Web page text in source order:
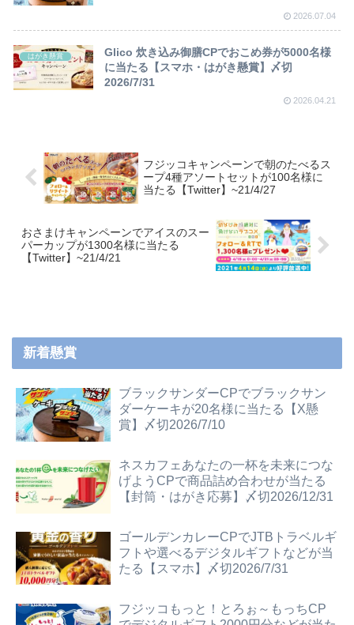
2026.07.04
はがき懸賞
Glico 炊き込み御膳CPでおこめ券が5000名様
に当たる【スマホ・はがき懸賞】〆切
2026/7/31
2026.04.21
フジッコキャンペーンで朝のたべるス
ープ4種アソートセットが100名様に
当たる【Twitter】~21/4/27
おさまけキャンペーンでアイスのスー
パーカップが1300名様に当たる
【Twitter】~21/4/21
新着懸賞
ブラックサンダーCPでブラックサン
ダーケーキが20名様に当たる【X懸
賞】〆切2026/7/10
ネスカフェあなたの一杯を未来につな
げようCPで商品詰め合わせが当たる
【封筒・はがき応募】〆切2026/12/31
ゴールデンカレーCPでJTBトラベルギ
フトや選べるデジタルギフトなどが当
たる【スマホ】〆切2026/7/31
フジッコもっと！とろぉ～もっちCP